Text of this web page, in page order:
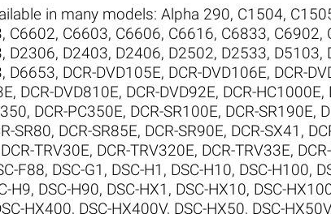
in many models: Alpha 290, C1504,
, C6602, C6603, C6606, C6616, C6833, C6902,
, D2306, D2403, D2406, D2502, D2533, D5103,
, D6653, DCR-DVD105E, DCR-DVD106E, DCR-
, DCR-DVD810E, DCR-DVD92E, DCR-HC1000E,
, DCR-PC350E, DCR-SR100E, DCR-SR190E,
SR80, DCR-SR85E, DCR-SR90E, DCR-SX41 ,
DCR-TRV30E, DCR-TRV320E, DCR-TRV33E,
F88, DSC-G1 , DSC-H1 , DSC-H10, DSC-H100,
H9, DSC-H90, DSC-HX1 , DSC-HX10, DSC-
HX400, DSC-HX400V, DSC-HX50, DSC-HX50V